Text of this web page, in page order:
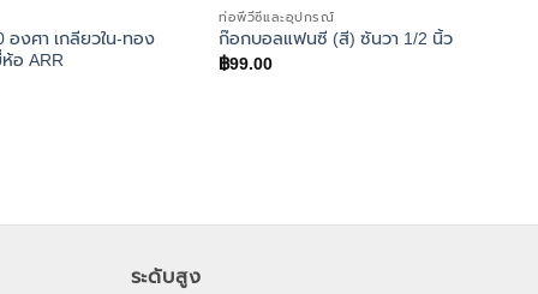
องศา เกลียวใน-ทอง
อ ARR
ท่อพีวีซีและอุปกรณ์
ก๊อกบอลแฟนซี (สี) ซันวา 1/2 นิ้ว
฿99.00
ระดับสูง